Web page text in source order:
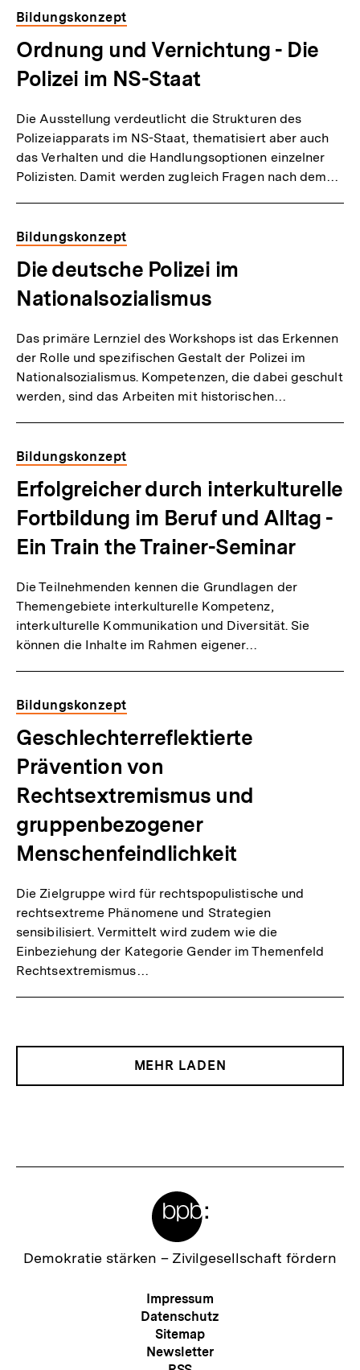
Bildungskonzept
Ordnung und Vernichtung - Die
Polizei im NS-Staat
Die Ausstellung verdeutlicht die Strukturen des
Polizeiapparats im NS-Staat, thematisiert aber auch
das Verhalten und die Handlungsoptionen einzelner
Polizisten. Damit werden zugleich Fragen nach dem…
Bildungskonzept
Die deutsche Polizei im
Nationalsozialismus
Das primäre Lernziel des Workshops ist das Erkennen
der Rolle und spezifischen Gestalt der Polizei im
Nationalsozialismus. Kompetenzen, die dabei geschult
werden, sind das Arbeiten mit historischen…
Bildungskonzept
Erfolgreicher durch interkulturelle
Fortbildung im Beruf und Alltag -
Ein Train the Trainer-Seminar
Die Teilnehmenden kennen die Grundlagen der
Themengebiete interkulturelle Kompetenz,
interkulturelle Kommunikation und Diversität. Sie
können die Inhalte im Rahmen eigener…
Bildungskonzept
Geschlechterreflektierte
Prävention von
Rechtsextremismus und
gruppenbezogener
Menschenfeindlichkeit
Die Zielgruppe wird für rechtspopulistische und
rechtsextreme Phänomene und Strategien
sensibilisiert. Vermittelt wird zudem wie die
Einbeziehung der Kategorie Gender im Themenfeld
Rechtsextremismus…
MEHR LADEN
Zur
Demokratie stärken – Zivilgesellschaft fördern
Meta-
Navigation
Impressum
Datenschutz
Sitemap
Newsletter